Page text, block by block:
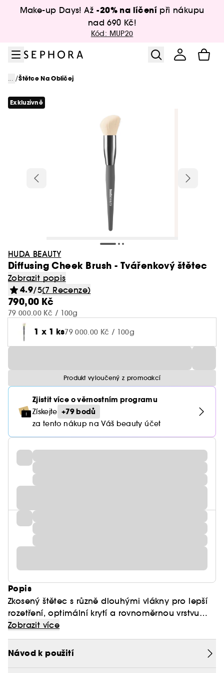
Přejít na hlavní obsah
Make-up Days! Až -20% na líčení při nákupu
nad 690 Kč!
Kód: MUP20
... /Štětce Na Obličej
Exkluzivně
HUDA BEAUTY
Diffusing Cheek Brush - Tvářenkový štětec
Zobrazit popis
4.9/5(7 Recenze)
790,00 Kč
79 000.00 Kč / 100g
1 x 1 ks79 000.00 Kč / 100g
Produkt vyloučený z promoakcí
Zjistit více o věrnostním programu
Získejte +79 bodů
za tento nákup na Váš beauty účet
Popis
Zkosený štětec s různě dlouhými vlákny pro lepší
rozetření, optimální krytí a rovnoměrnou vrstvu
matných a rozjasňovacích tvářenek.
DOPLŇUJÍCÍ INFORMACE:
Zobrazit více
Návod k použití